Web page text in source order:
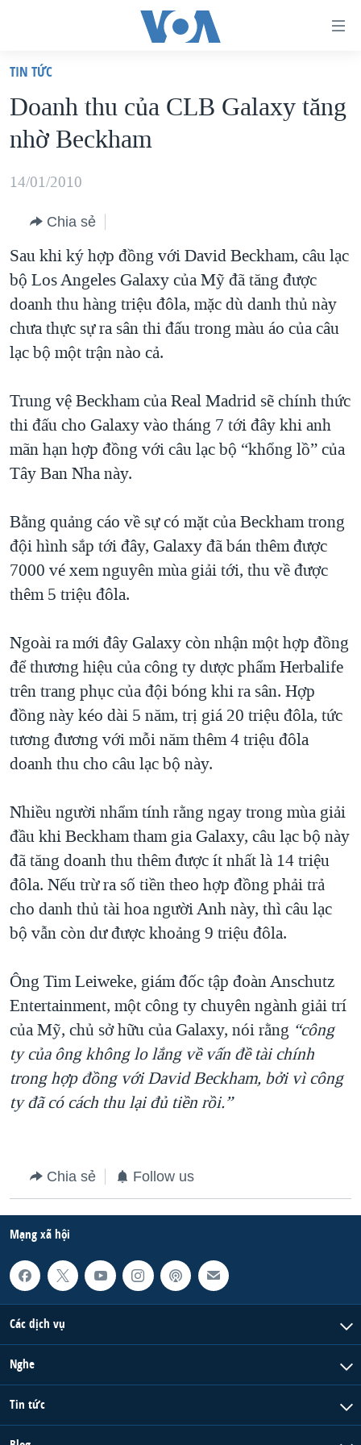
truy
cập
Tới
dung
chính
điều
hướng
chính
Đi
tới
VIỆT NAM
HOA KỲ
BIỂN ĐÔNG
BLOG
DIỄN ĐÀN
MỤC
TỰ DO BÁO CHÍ
VẠCH TRẦN TIN GIẢ
ĐỜI SỐNG
KHOA HỌC
VĂN HOÁ
THỂ THAO
CHUYÊN ĐỀ
CHIẾN TRANH THƯƠNG MẠI CỦA MỸ: QUÁ KHỨ VÀ HIỆN
TẠI
HÀNH TRÌNH BẦU CỬ 2024
MỘT NĂM CHIẾN TRANH TẠI DẢI GAZA
GIẢI MÃ VÀNH ĐAI & CON ĐƯỜNG
NGÀY TỊ NẠN THẾ GIỚI
GROUND ZERO – XƯA VÀ NAY
CHI PHÍ CHIẾN TRANH AFGHANISTAN
CÁC GIÁ TRỊ CỘNG HÒA Ở VIỆT NAM
TRỊNH VĨNH BÌNH VS. CHÍNH PHỦ VIỆT NAM
NGƯ DÂN VIỆT VÀ LÀN SÓNG TRỘM HẢI SÂM
BÊN KIA QUỐC LỘ: TIẾNG VỌNG TỪ NÔNG THÔN MỸ
QUAN HỆ VIỆT MỸ
HỌC TIẾNG ANH
NGHE
MẠNG XÃ HỘI
Ngôn ngữ khác
TIN TỨC
Doanh thu của CLB Galaxy tăng
nhờ Beckham
14/01/2010
Chia sẻ
Sau khi ký hợp đồng với David Beckham, câu lạc
bộ Los Angeles Galaxy của Mỹ đã tăng được
doanh thu hàng triệu đôla, mặc dù danh thủ này
chưa thực sự ra sân thi đấu trong màu áo của câu
lạc bộ một trận nào cả.
Trung vệ Beckham của Real Madrid sẽ chính thức
thi đấu cho Galaxy vào tháng 7 tới đây khi anh
mãn hạn hợp đồng với câu lạc bộ “khổng lồ” của
Tây Ban Nha này.
Bằng quảng cáo về sự có mặt của Beckham trong
đội hình sắp tới đây, Galaxy đã bán thêm được
7000 vé xem nguyên mùa giải tới, thu về được
thêm 5 triệu đôla.
Ngoài ra mới đây Galaxy còn nhận một hợp đồng
để thương hiệu của công ty dược phẩm Herbalife
trên trang phục của đội bóng khi ra sân. Hợp
đồng này kéo dài 5 năm, trị giá 20 triệu đôla, tức
tương đương với mỗi năm thêm 4 triệu đôla
doanh thu cho câu lạc bộ này.
Nhiều người nhẩm tính rằng ngay trong mùa giải
đầu khi Beckham tham gia Galaxy, câu lạc bộ này
đã tăng doanh thu thêm được ít nhất là 14 triệu
đôla. Nếu trừ ra số tiền theo hợp đồng phải trả
cho danh thủ tài hoa người Anh này, thì câu lạc
bộ vẫn còn dư được khoảng 9 triệu đôla.
Ông Tim Leiweke, giám đốc tập đoàn Anschutz
Entertainment, một công ty chuyên ngành giải trí
của Mỹ, chủ sở hữu của Galaxy, nói rằng “công
ty của ông không lo lắng về vấn đề tài chính
trong hợp đồng với David Beckham, bởi vì công
ty đã có cách thu lại đủ tiền rồi.”
Chia sẻ Follow us
Mạng xã hội
Các dịch vụ
Nghe
Tin tức